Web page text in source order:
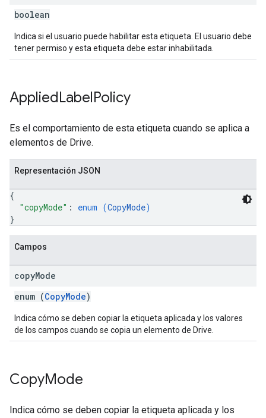
boolean
Indica si el usuario puede habilitar esta etiqueta. El usuario debe
tener permiso y esta etiqueta debe estar inhabilitada.
AppliedLabelPolicy
Es el comportamiento de esta etiqueta cuando se aplica a
elementos de Drive.
Representación JSON
{
"copyMode" : enum (CopyMode)
}
Campos
copyMode
enum (CopyMode)
Indica cómo se deben copiar la etiqueta aplicada y los valores
de los campos cuando se copia un elemento de Drive.
CopyMode
Indica cómo se deben copiar la etiqueta aplicada y los